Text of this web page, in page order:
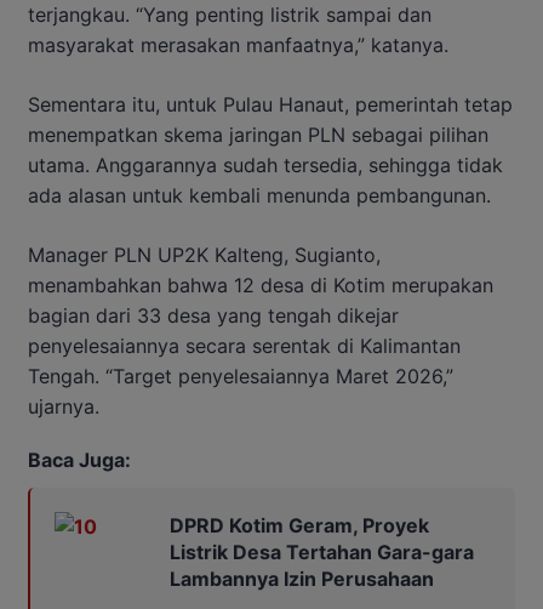
terjangkau. “Yang penting listrik sampai dan
masyarakat merasakan manfaatnya,” katanya.
Sementara itu, untuk Pulau Hanaut, pemerintah tetap
menempatkan skema jaringan PLN sebagai pilihan
utama. Anggarannya sudah tersedia, sehingga tidak
ada alasan untuk kembali menunda pembangunan.
Manager PLN UP2K Kalteng, Sugianto,
menambahkan bahwa 12 desa di Kotim merupakan
bagian dari 33 desa yang tengah dikejar
penyelesaiannya secara serentak di Kalimantan
Tengah. “Target penyelesaiannya Maret 2026,”
ujarnya.
Baca Juga:
DPRD Kotim Geram, Proyek
Listrik Desa Tertahan Gara-gara
Lambannya Izin Perusahaan